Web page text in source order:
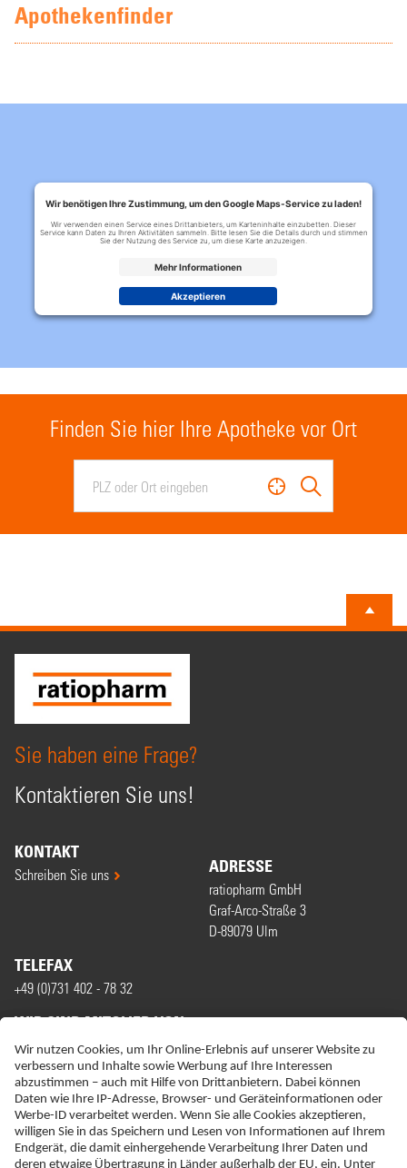
Apothekenfinder
Wir benötigen Ihre Zustimmung, um den Google Maps-Service zu laden!
Wir verwenden einen Service eines Drittanbieters, um Karteninhalte einzubetten. Dieser
Service kann Daten zu Ihren Aktivitäten sammeln. Bitte lesen Sie die Details durch und stimmen
Sie der Nutzung des Service zu, um diese Karte anzuzeigen.
Mehr Informationen
Akzeptieren
Finden Sie hier Ihre Apotheke vor Ort
Sie haben eine Frage?
Kontaktieren Sie uns!
KONTAKT
Schreiben Sie uns ADRESSE
ratiopharm GmbH
Graf-Arco-Straße 3
D-89079 Ulm
TELEFAX
+49 (0)731 402 - 78 32
WIR SIND MITGLIED VON
ERKLÄRUNG ZUR BARRIEREFREIHEIT
IMPRESSUM